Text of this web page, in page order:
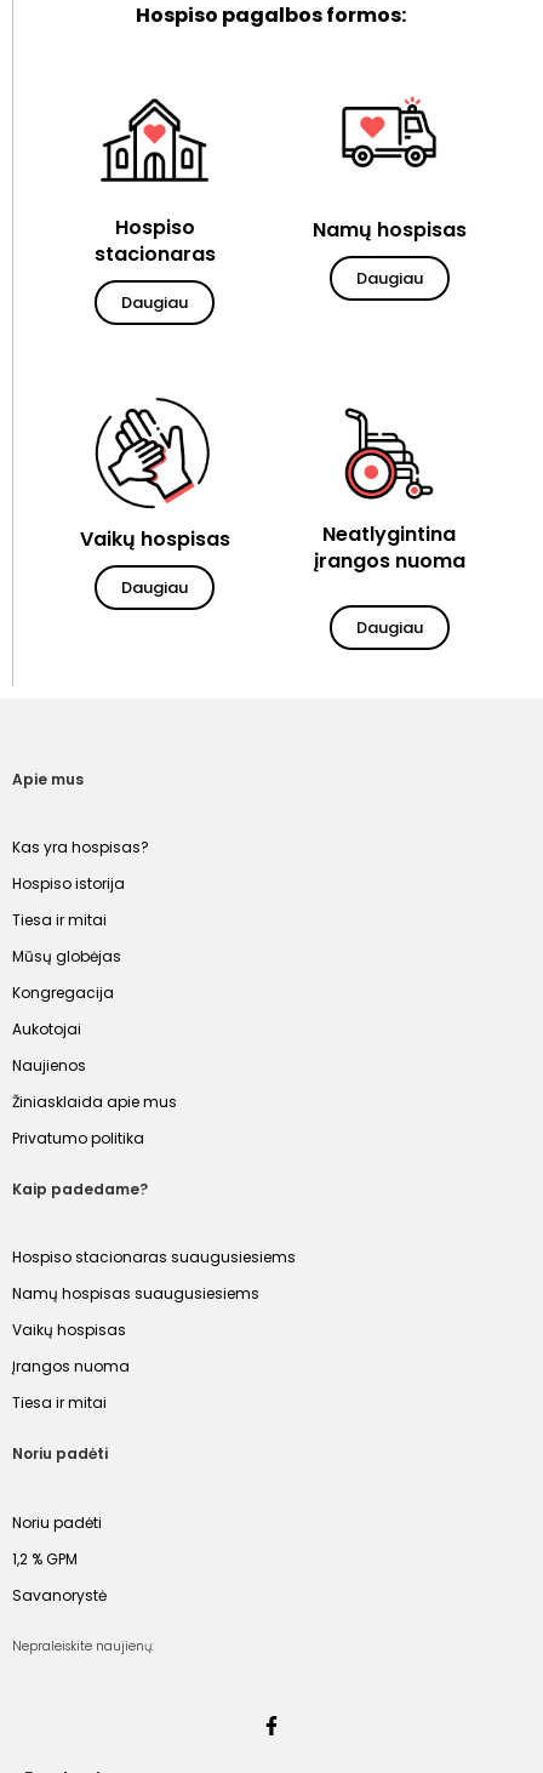
Hospiso pagalbos formos:
Hospiso
stacionaras
Daugiau
Namų hospisas
Daugiau
Vaikų hospisas
Daugiau
Neatlygintina
įrangos nuoma
Daugiau
Apie mus
Kas yra hospisas?
Hospiso istorija
Tiesa ir mitai
Mūsų globėjas
Kongregacija
Aukotojai
Naujienos
Žiniasklaida apie mus
Privatumo politika
Kaip padedame?
Hospiso stacionaras suaugusiesiems
Namų hospisas suaugusiesiems
Vaikų hospisas
Įrangos nuoma
Tiesa ir mitai
Noriu padėti
Noriu padėti
1,2 % GPM
Savanorystė
Nepraleiskite naujienų: